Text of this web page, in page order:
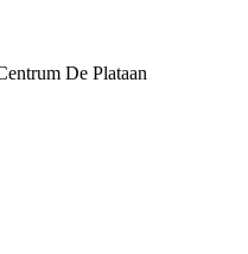
De Plataan